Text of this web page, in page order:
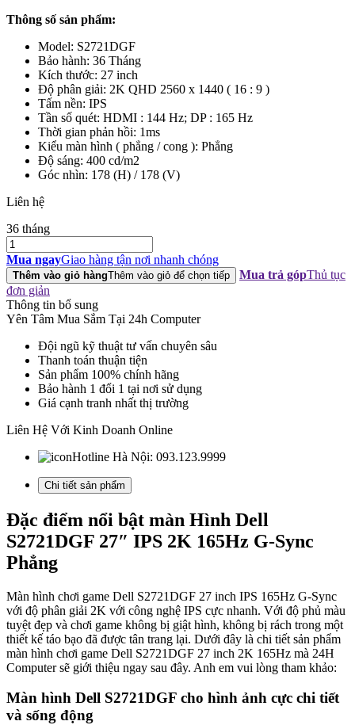
Thông số sản phẩm:
Model: S2721DGF
Bảo hành: 36 Tháng
Kích thước: 27 inch
Độ phân giải: 2K QHD 2560 x 1440 ( 16 : 9 )
Tấm nền: IPS
Tần số quét: HDMI : 144 Hz; DP : 165 Hz
Thời gian phản hồi: 1ms
Kiểu màn hình ( phẳng / cong ): Phẳng
Độ sáng: 400 cd/m2
Góc nhìn: 178 (H) / 178 (V)
Liên hệ
36 tháng
Màn
Hình
Dell
S2721DGF
27"
IPS
2K
165Hz
Sync
Phẳng
Mua ngayGiao hàng tận nơi nhanh chóng
Thêm vào giỏ hàngThêm vào giỏ để chọn tiếp Mua trả gópThủ tục
đơn giản
Thông tin bổ sung
Yên Tâm Mua Sắm Tại 24h Computer
Đội ngũ kỹ thuật tư vấn chuyên sâu
Thanh toán thuận tiện
Sản phẩm 100% chính hãng
Bảo hành 1 đổi 1 tại nơi sử dụng
Giá cạnh tranh nhất thị trường
Liên Hệ Với Kinh Doanh Online
Hotline Hà Nội: 093.123.9999
Chi tiết sản phẩm
Đặc điểm nổi bật màn Hình Dell
S2721DGF 27″ IPS 2K 165Hz G-Sync
Phẳng
Màn hình chơi game Dell S2721DGF 27 inch IPS 165Hz G-Sync
với độ phân giải 2K với công nghệ IPS cực nhanh. Với độ phủ màu
tuyệt đẹp và chơi game không bị giật hình, không bị rách trong một
thiết kế táo bạo đã được tân trang lại. Dưới đây là chi tiết sản phẩm
màn hình chơi game Dell S2721DGF 27 inch 2K 165Hz mà 24H
Computer sẽ giới thiệu ngay sau đây. Anh em vui lòng tham khảo:
Màn hình Dell S2721DGF cho hình ảnh cực chi tiết
và sống động